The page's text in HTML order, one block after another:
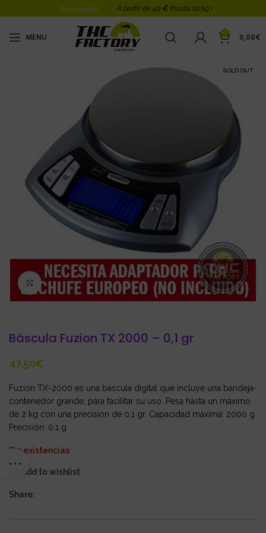
Envio gratis! A partir de 49 € (hasta 10 kg )
MENU 0 0,00€
SOLD OUT
Click to enlarge
Báscula Fuzion TX 2000 – 0,1 gr
€
Fuzion TX-2000 es una báscula digital que incluye una bandeja-
contenedor grande, para facilitar su uso. Pesa hasta un máximo
de 2 kg con una precisión de 0,1 gr. Capacidad máxima: 2000 g
Precisión: 0,1 g
Sin existencias
Add to wishlist
Share: